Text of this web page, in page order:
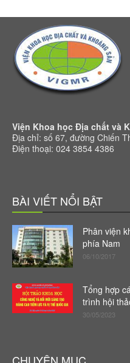
Viện Khoa học Địa chất và
Địa chỉ: số 67, đường Chiến
Điện thoại: 024 3854 4386
BÀI VIẾT NỔI BẬT
Phân viện
phía Nam
06/10/2017
Tổng hợp
trình hội
30/05/2023